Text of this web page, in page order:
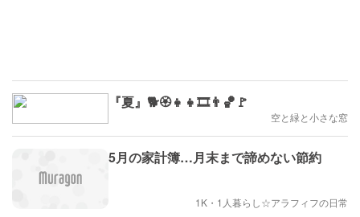
『夏』🐕🏵️👧👧🎞️👨🏀🚩
空と緑と小さな窓
5月の家計簿…月末まで諦めない節約
1K・1人暮らし☆アラフィフの日常